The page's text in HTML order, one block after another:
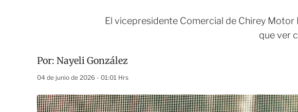
El vicepresidente Comercial de Chirey
que ver
Por: Nayeli González
04 de junio de 2026 - 01:01 Hrs